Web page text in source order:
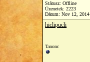
Státusz: Offline
Üzenetek: 2223
Dátum:Nov 12, 2014
hiclipucli
Tanonc